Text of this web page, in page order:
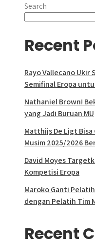
Search
Recent
Rayo Vallecano Ukir
Semifinal Eropa
Nathaniel Brown!
yang Jadi Buruan MU
Matthijs De Ligt
Musim 2025/2026
David Moyes
Kompetisi Eropa
Maroko Ganti
dengan Pelatih Tim
Recent